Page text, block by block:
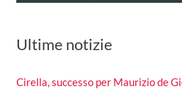
Ultime notizie
Cirella, successo per Maurizio de